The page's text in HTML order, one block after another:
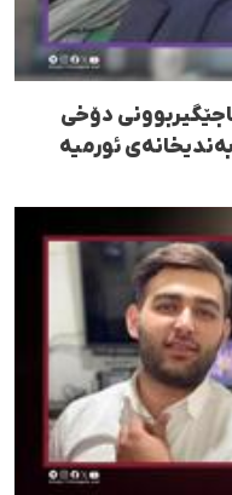
دۆخی
ئورمیە